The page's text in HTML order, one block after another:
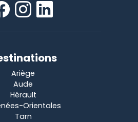
Ariège
Aude
Hérault
Orientales
Tarn